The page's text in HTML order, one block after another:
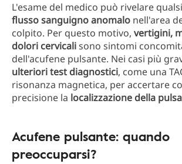
L'esame del medico può rivelare
flusso sanguigno anomalo nell'area
colpito. Per questo motivo, vertigini,
dolori cervicalisono sintomi
dell'acufene pulsante. Nei casi più
ulteriori test diagnostici, come una
risonanza magnetica, per accertare
precisione la localizzazione della
Acufene pulsante: quando
preoccuparsi?